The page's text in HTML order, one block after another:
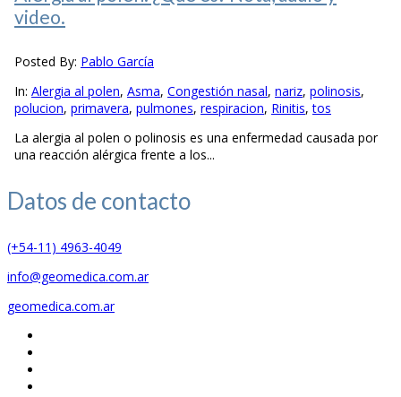
video.
Posted By: Pablo García
In: Alergia al polen, Asma, Congestión nasal, nariz, polinosis,
polucion, primavera, pulmones, respiracion, Rinitis,tos
La alergia al polen o polinosis es una enfermedad causada por
una reacción alérgica frente a los...
Datos de contacto
(+54-11) 4963-4049
info@geomedica.com.ar
geomedica.com.ar